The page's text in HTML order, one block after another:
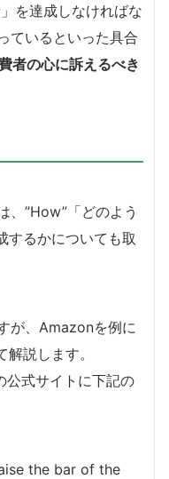
を達成しなければな
ているといった具合
者の心に訴えるべき
、”How”「どのよう
するかについても取
が、Amazonを例に
説します。
公式サイトに下記の
the bar of the